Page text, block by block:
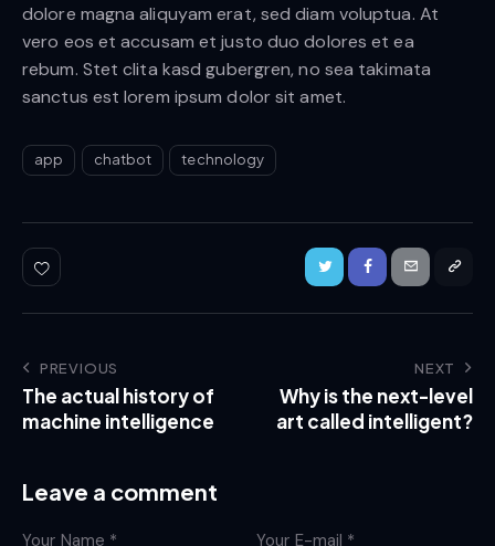
dolore magna aliquyam erat, sed diam voluptua. At
vero eos et accusam et justo duo dolores et ea
rebum. Stet clita kasd gubergren, no sea takimata
sanctus est lorem ipsum dolor sit amet.
app chatbot technology
PREVIOUS
The actual history of
machine intelligence
NEXT
Why is the next-level
art called intelligent?
Leave a comment